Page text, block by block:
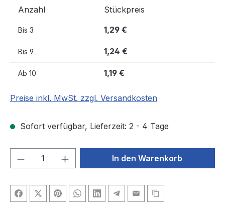
Anzahl Stückpreis
Bis 3 1,29 €
Bis 9 1,24 €
Ab 10 1,19 €
Preise inkl. MwSt. zzgl. Versandkosten
Sofort verfügbar, Lieferzeit: 2 - 4 Tage
Produkt Anzahl: Gib denIn den Warenkorb